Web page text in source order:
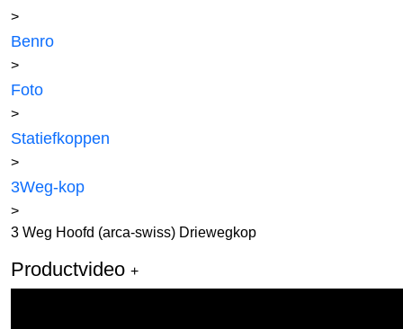
>
Benro
>
Foto
>
Statiefkoppen
>
3Weg-kop
>
3 Weg Hoofd (arca-swiss) Driewegkop
Productvideo +